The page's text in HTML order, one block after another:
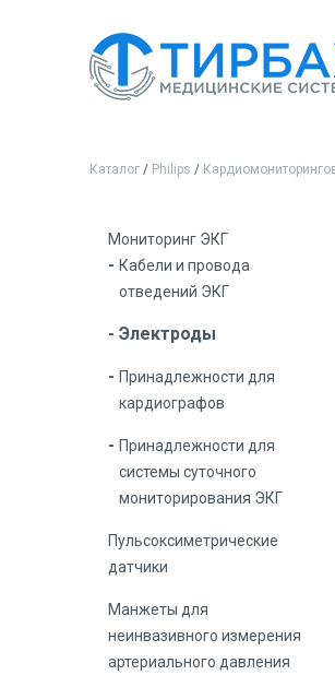
Каталог / Philips /
Мониторинг ЭКГ
Кабели и провода
отведений ЭКГ
Электроды
Принадлежности для
кардиографов
Принадлежности для
системы суточного
мониторирования ЭКГ
Пульсоксиметрические
датчики
Манжеты для
неинвазивного измерения
артериального давления